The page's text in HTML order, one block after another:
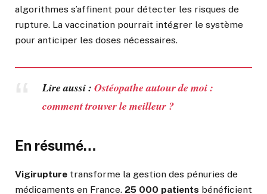
algorithmes s’affinent pour détecter les risques de
rupture. La vaccination pourrait intégrer le système
pour anticiper les doses nécessaires.
Lire aussi : Ostéopathe autour de moi :
comment trouver le meilleur ?
En résumé…
Vigirupture transforme la gestion des pénuries de
médicaments en France. 25 000 patients bénéficient